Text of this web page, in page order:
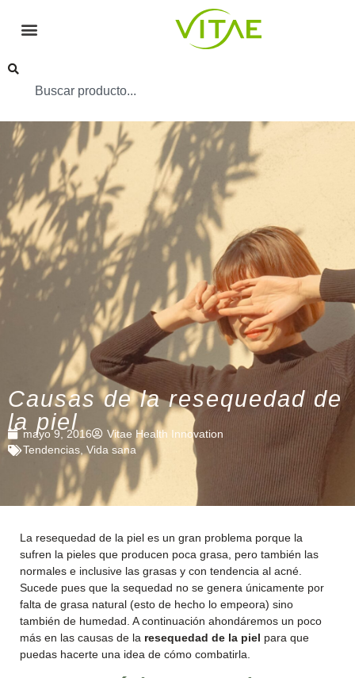
Causas de la resequedad de
la piel
mayo 9, 2016
Vitae Health Innovation
Tendencias Vida sana
La resequedad de la piel es un gran problema porque la
sufren la pieles que producen poca grasa, pero también las
normales e inclusive las grasas y con tendencia al acné.
Sucede pues que la sequedad no se genera únicamente por
falta de grasa natural (esto de hecho lo empeora) sino
también de humedad. A continuación ahondáremos un poco
más en las causas de la resequedad de la piel para que
puedas hacerte una idea de cómo combatirla.